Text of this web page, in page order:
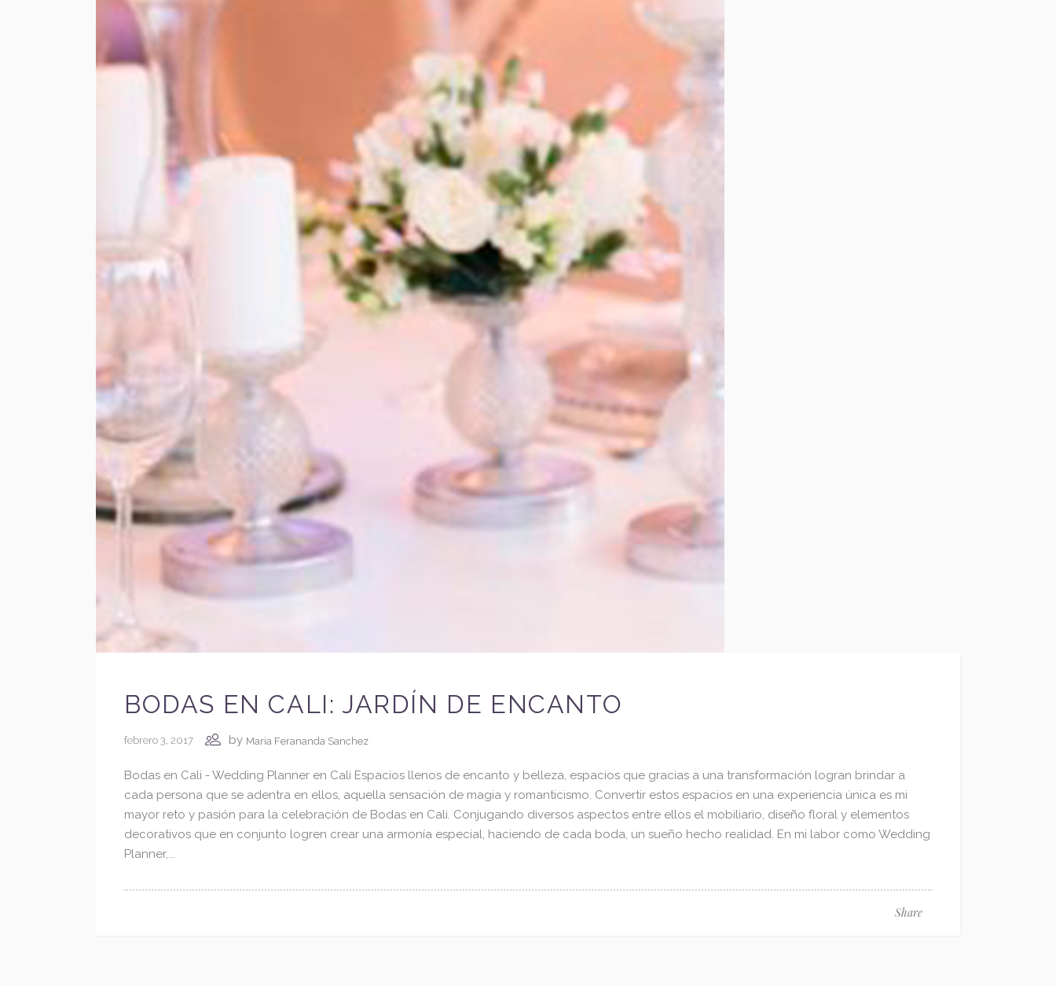
BODAS EN CALI: JARDÍN DE ENCANTO
febrero 3, 2017 by Maria Ferananda Sanchez
Bodas en Cali - Wedding Planner en Cali Espacios llenos de encanto y belleza, espacios que gracias a una transformación logran brindar a
cada persona que se adentra en ellos, aquella sensación de magia y romanticismo. Convertir estos espacios en una experiencia única es mi
mayor reto y pasión para la celebración de Bodas en Cali. Conjugando diversos aspectos entre ellos el mobiliario, diseño floral y elementos
decorativos que en conjunto logren crear una armonía especial, haciendo de cada boda, un sueño hecho realidad. En mi labor como Wedding
Planner,...
Share
que siempre han imaginado?
Conversemos sobre su historia, sus ideas y las
experiencias que desean crear. A través de
nuestra planeación personalizada,
transformaremos su visión en una celebración
única, elegante y llena de significado.
Facebook
Instagram